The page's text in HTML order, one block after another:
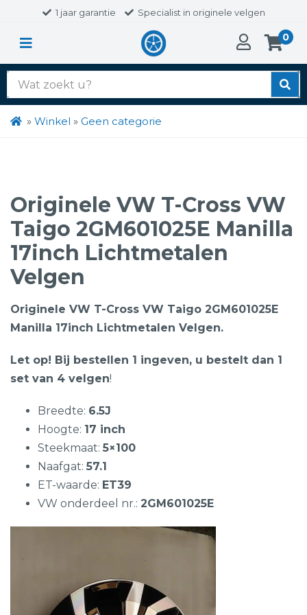
1 jaar garantie Specialist in originele velgen
0
Zoek
naar:
» Winkel » Geen categorie
Originele VW T-Cross VW
Taigo 2GM601025E Manilla
17inch Lichtmetalen
Velgen
Originele VW T-Cross VW Taigo 2GM601025E
Manilla 17inch Lichtmetalen Velgen.
Let op! Bij bestellen 1 ingeven, u bestelt dan 1
set van 4 velgen!
Breedte: 6.5J
Hoogte: 17 inch
Steekmaat: 5×100
Naafgat: 57.1
ET-waarde: ET39
VW onderdeel nr.: 2GM601025E